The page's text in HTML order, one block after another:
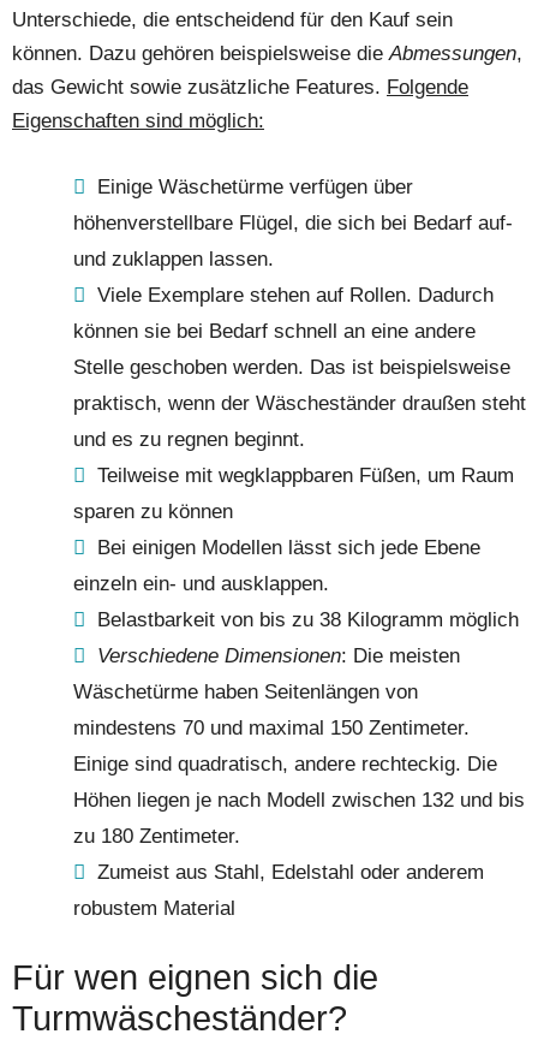
Unterschiede, die entscheidend für den Kauf sein
können. Dazu gehören beispielsweise dieAbmessungen,
das Gewicht sowie zusätzliche Features. Folgende
Eigenschaften sind möglich:
Einige Wäschetürme verfügen über
höhenverstellbare Flügel, die sich bei Bedarf auf-
und zuklappen lassen.
Viele Exemplare stehen auf Rollen. Dadurch
können sie bei Bedarf schnell an eine andere
Stelle geschoben werden. Das ist beispielsweise
praktisch, wenn der Wäscheständer draußen steht
und es zu regnen beginnt.
Teilweise mit wegklappbaren Füßen, um Raum
sparen zu können
Bei einigen Modellen lässt sich jede Ebene
einzeln ein- und ausklappen.
Belastbarkeit von bis zu 38 Kilogramm möglich
Verschiedene Dimensionen: Die meisten
Wäschetürme haben Seitenlängen von
mindestens 70 und maximal 150 Zentimeter.
Einige sind quadratisch, andere rechteckig. Die
Höhen liegen je nach Modell zwischen 132 und bis
zu 180 Zentimeter.
Zumeist aus Stahl, Edelstahl oder anderem
robustem Material
Für wen eignen sich die
Turmwäscheständer?